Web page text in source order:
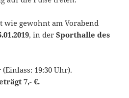
wie gewohnt am Vorabend
, in derSporthalle des
(Einlass: 19:30 Uhr).
7,- €.